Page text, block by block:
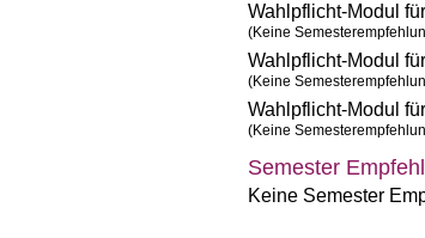
Wahlpflicht-Modul für
(Keine
Wahlpflicht-Modul für
(Keine
Wahlpflicht-Modul für
(Keine
Semester
Keine Semester